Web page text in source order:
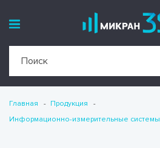
Главная
Продукция
Информационно-измерительные системы